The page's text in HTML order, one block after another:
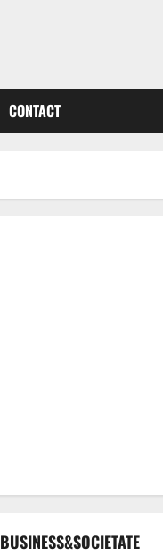
CONTACT
BUSINESS&SOCIETATE